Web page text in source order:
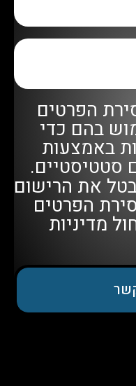
הפרטים
בהם כדי
באמצעות
סטטיסטיים.
את הרישום
הפרטים
מדיניות